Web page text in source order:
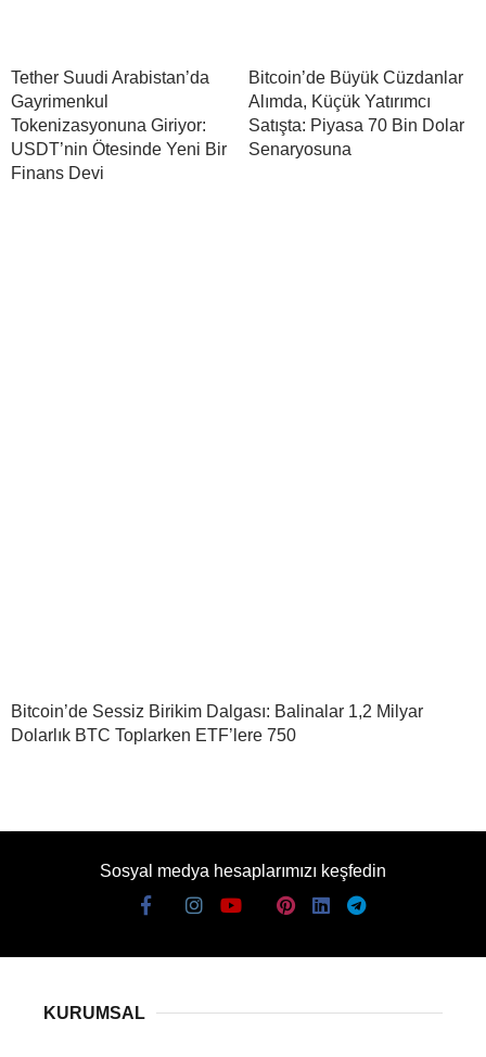
Tether Suudi Arabistan’da
Gayrimenkul
Tokenizasyonuna Giriyor:
USDT’nin Ötesinde Yeni Bir
Finans Devi
Bitcoin’de Büyük Cüzdanlar
Alımda, Küçük Yatırımcı
Satışta: Piyasa 70 Bin Dolar
Senaryosuna
Bitcoin’de Sessiz Birikim Dalgası: Balinalar 1,2 Milyar
Dolarlık BTC Toplarken ETF’lere 750
Sosyal medya hesaplarımızı keşfedin
KURUMSAL